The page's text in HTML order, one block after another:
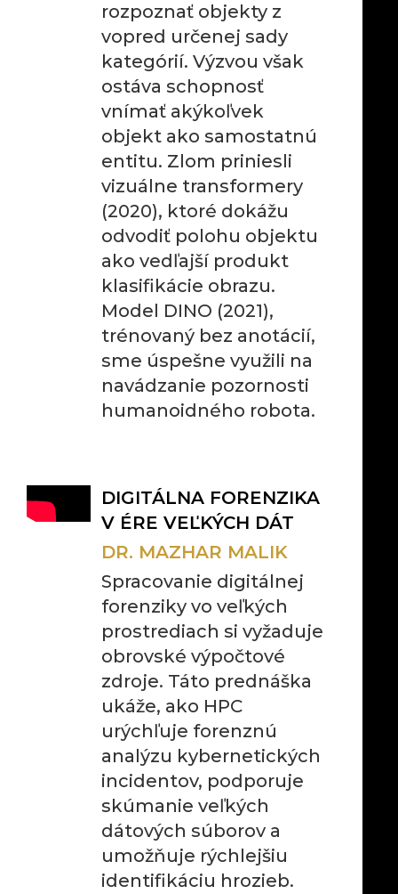
rozpoznať objekty z
vopred určenej sady
kategórií. Výzvou však
ostáva schopnosť
vnímať akýkoľvek
objekt ako samostatnú
entitu. Zlom priniesli
vizuálne transformery
(2020), ktoré dokážu
odvodiť polohu objektu
ako vedľajší produkt
klasifikácie obrazu.
Model DINO (2021),
trénovaný bez anotácií,
sme úspešne využili na
navádzanie pozornosti
humanoidného robota.
DIGITÁLNA FORENZIKA
V ÉRE VEĽKÝCH DÁT
DR. MAZHAR MALIK
Spracovanie digitálnej
forenziky vo veľkých
prostrediach si vyžaduje
obrovské výpočtové
zdroje. Táto prednáška
ukáže, ako HPC
urýchľuje forenznú
analýzu kybernetických
incidentov, podporuje
skúmanie veľkých
dátových súborov a
umožňuje rýchlejšiu
identifikáciu hrozieb.